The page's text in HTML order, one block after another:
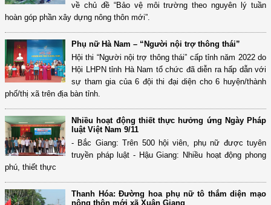
về chủ đề “Bảo vệ môi trường theo nguyên lý tuần
hoàn góp phần xây dựng nông thôn mới”.
Phụ nữ Hà Nam – “Người nội trợ thông thái”
Hội thi “Người nội trợ thông thái” cấp tỉnh năm 2022 do
Hội LHPN tỉnh Hà Nam tổ chức đã diễn ra hấp dẫn với
sự tham gia của 6 đội thi đại diện cho 6 huyện/thành
phố/thị xã trên địa bàn tỉnh.
Nhiều hoạt động thiết thực hưởng ứng Ngày Pháp
luật Việt Nam 9/11
- Bắc Giang: Trên 500 hội viên, phụ nữ được tuyên
truyền pháp luật - Hậu Giang: Nhiều hoạt động phong
phú, thiết thực
Thanh Hóa: Đường hoa phụ nữ tô thắm diện mạo
nông thôn mới xã Xuân Giang